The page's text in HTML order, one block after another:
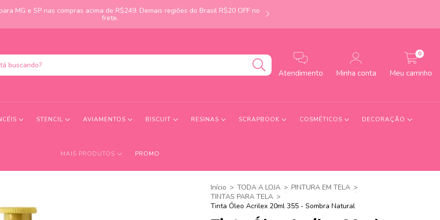
MG e SP nas compras acima de R$249. Demais regiões do Brasil R$20 OFF no
frete.
Atendimento Minha conta Meu carrinho
0
STENCIL AVIAMENTOS BISCUIT RESINAS SCRAPBOOK COSMÉTICOS DECORAÇÃO
MAIS PRODUTOS PROMO
Início > TODA A LOJA > PINTURA EM TELA >
TINTAS PARA TELA >
Tinta Óleo Acrilex 20ml 355 - Sombra Natural